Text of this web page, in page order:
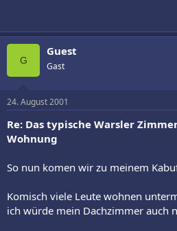
G
Guest
Gast
24. August 2001
Re: Das typische Warsler
Wohnung
So nun komen wir zu meinem
Komisch viele Leute wohnen
ich würde mein Dachzimmer auch